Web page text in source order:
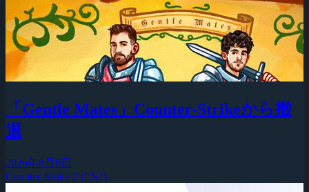
「Gentle Mates」Counter-Strikeから撤
退
2026年8月8日
Counter-Strike 2 (CS2)